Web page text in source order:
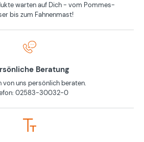
warten auf Dich - vom Pommes-
bis zum Fahnenmast!
Beratung
von uns persönlich beraten.
02583-30032-0